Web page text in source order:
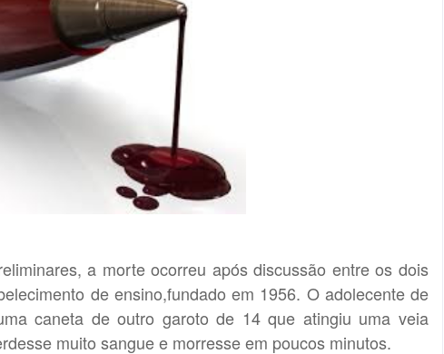
a morte ocorreu após discussão entre os dois
de ensino,fundado em 1956. O adolecente de
caneta de outro garoto de 14 que atingiu uma veia
muito sangue e morresse em poucos minutos.